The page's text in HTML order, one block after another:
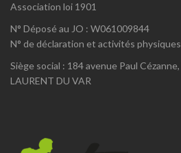
Association loi 1901
N° Déposé au JO : W061009844
N° de déclaration et activités
Siège social : 184 avenue Paul
LAURENT DU VAR